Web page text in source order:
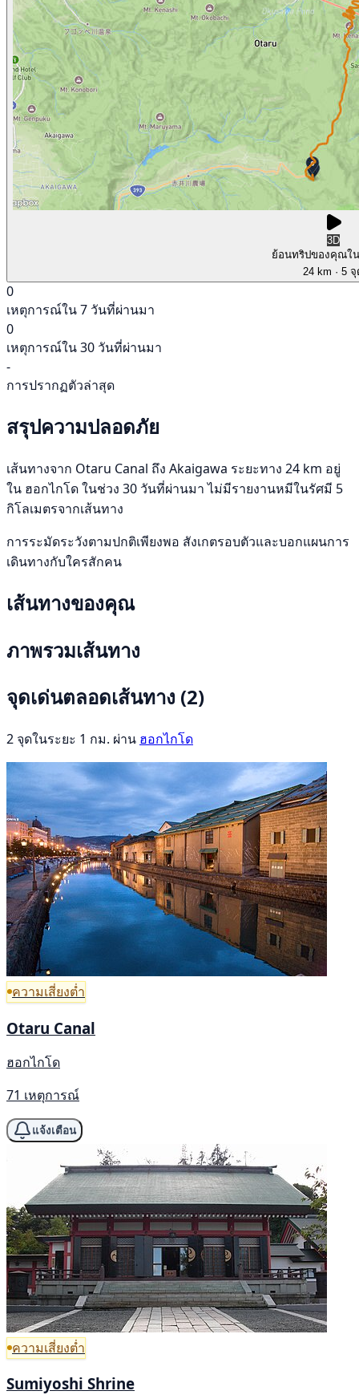
3D
ย้อนทริปของคุณใ
24 km · 5
0
เหตุการณ์ใน 7 วันที่ผ่านมา
0
เหตุการณ์ใน 30 วันที่ผ่านมา
-
การปรากฏตัวล่าสุด
สรุปความปลอดภัย
เส้นทางจาก Otaru Canal ถึง Akaigawa ระยะทาง 24 km อยู่
ใน ฮอกไกโด ในช่วง 30 วันที่ผ่านมา ไม่มีรายงานหมีในรัศมี 5
กิโลเมตรจากเส้นทาง
การระมัดระวังตามปกติเพียงพอ สังเกตรอบตัวและบอกแผนการ
เดินทางกับใครสักคน
เส้นทางของคุณ
ภาพรวมเส้นทาง
จุดเด่นตลอดเส้นทาง (2)
2 จุดในระยะ 1 กม. ผ่าน ฮอกไกโด
ความเสี่ยงต่ำ
Otaru Canal
ฮอกไกโด
71 เหตุการณ์
แจ้งเตือน
ความเสี่ยงต่ำ
Sumiyoshi Shrine